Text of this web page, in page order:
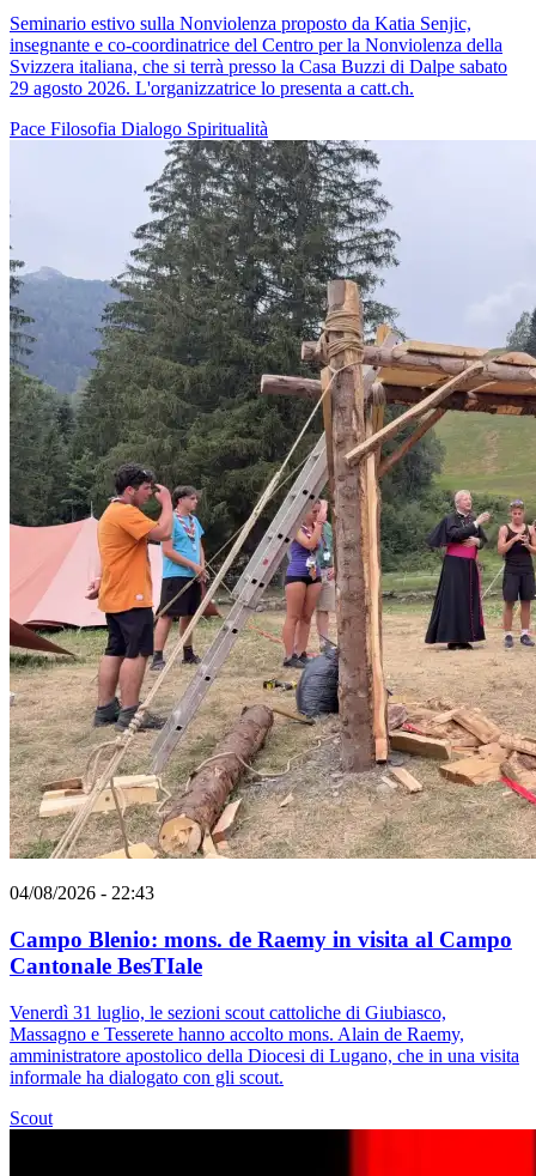
Seminario estivo sulla Nonviolenza proposto da Katia Senjic,
insegnante e co-coordinatrice del Centro per la Nonviolenza della
Svizzera italiana, che si terrà presso la Casa Buzzi di Dalpe sabato
29 agosto 2026. L'organizzatrice lo presenta a catt.ch.
Pace Filosofia Dialogo Spiritualità
04/08/2026 - 22:43
Campo Blenio: mons. de Raemy in visita al Campo
Cantonale BesTIale
Venerdì 31 luglio, le sezioni scout cattoliche di Giubiasco,
Massagno e Tesserete hanno accolto mons. Alain de Raemy,
amministratore apostolico della Diocesi di Lugano, che in una visita
informale ha dialogato con gli scout.
Scout